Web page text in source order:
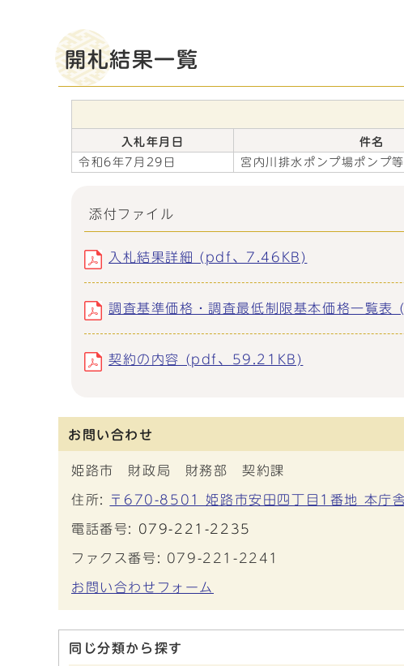
開札結果一覧
入札年月日 件名
令和6年7月29日
宮内川排水ポンプ場ポンプ
添付ファイル
入札結果詳細 (pdf、7.46KB)
調査基準価格・調査最低制限基本価格一覧
契約の内容 (pdf、59.21KB)
お問い合わせ
姫路市 財政局 財務部 契約課
住所: 〒670-8501 姫路市安田四丁目1番地 本庁
電話番号: 079-221-2235
ファクス番号: 079-221-2241
お問い合わせフォーム
同じ分類から探す